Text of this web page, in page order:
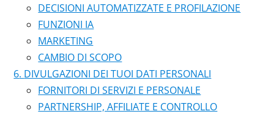
DECISIONI AUTOMATIZZATE E PROFILAZIONE
FUNZIONI IA
MARKETING
CAMBIO DI SCOPO
DIVULGAZIONI DEI TUOI DATI PERSONALI
FORNITORI DI SERVIZI E PERSONALE
PARTNERSHIP, AFFILIATE E CONTROLLO